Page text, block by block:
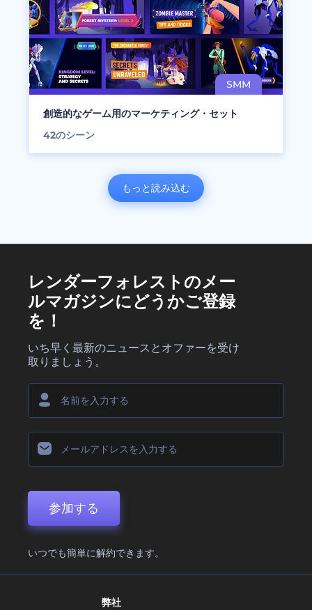
創造的なゲーム用のマーケティング・セット
42のシーン
もっと読み込む
レンダーフォレストのメー
ルマガジンにどうかご登録
を！
いち早く最新のニュースとオファーを受け
取りましょう。
参加する
いつでも簡単に解約できます。
弊社